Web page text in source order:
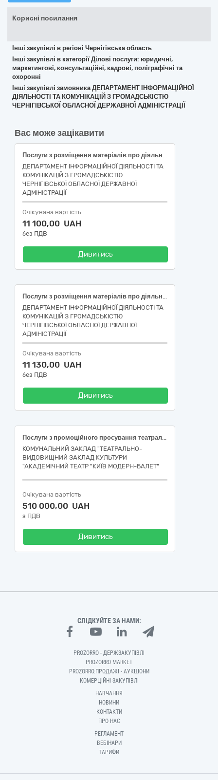
Корисні посилання
Інші закупівлі в регіоні Чернігівська область
Інші закупівлі в категорії Ділові послуги: юридичні,
маркетингові, консультаційні, кадрові, поліграфічні та
охоронні
Інші закупівлі замовника ДЕПАРТАМЕНТ ІНФОРМАЦІЙНОЇ
ДІЯЛЬНОСТІ ТА КОМУНІКАЦІЙ З ГРОМАДСЬКІСТЮ
ЧЕРНІГІВСЬКОЇ ОБЛАСНОЇ ДЕРЖАВНОЇ АДМІНІСТРАЦІЇ
Вас може зацікавити
Послуги з розміщення матеріалів про діяльність Чернігівської обласної державної (військової) адміністрації, інших органів державної влади та місцевого самоврядування, питання державної та/чи регіональної політики та реалізації реформ у друкованому медіа з територією розповсюдження примірників у межах Менської та Березнянської територіальних громад Чернігівської області (код ДК 021-2015:79340000-9 – Рекламні та маркетингові послуги)
ДЕПАРТАМЕНТ ІНФОРМАЦІЙНОЇ ДІЯЛЬНОСТІ ТА
КОМУНІКАЦІЙ З ГРОМАДСЬКІСТЮ
ЧЕРНІГІВСЬКОЇ ОБЛАСНОЇ ДЕРЖАВНОЇ
АДМІНІСТРАЦІЇ
Очікувана вартість
11 100,00 UAH
без ПДВ
Дивитись
Послуги з розміщення матеріалів про діяльність Чернігівської обласної державної (військової) адміністрації, інших органів державної влади та місцевого самоврядування, питання державної та/чи регіональної політики та реалізації реформ у друкованому медіа з територією розповсюдження примірників у межах Куликівської територіальної громади Чернігівської області (код ДК 021-2015:79340000-9 – Рекламні та маркетингові послуги)
ДЕПАРТАМЕНТ ІНФОРМАЦІЙНОЇ ДІЯЛЬНОСТІ ТА
КОМУНІКАЦІЙ З ГРОМАДСЬКІСТЮ
ЧЕРНІГІВСЬКОЇ ОБЛАСНОЇ ДЕРЖАВНОЇ
АДМІНІСТРАЦІЇ
Очікувана вартість
11 130,00 UAH
без ПДВ
Дивитись
Послуги з промоційного просування театральних подій КЗ ТВЗК «Київ Модерн-балет» у мережі Інтернет до кінця 2026 року
КОМУНАЛЬНИЙ ЗАКЛАД "ТЕАТРАЛЬНО-
ВИДОВИЩНИЙ ЗАКЛАД КУЛЬТУРИ
"АКАДЕМІЧНИЙ ТЕАТР "КИЇВ МОДЕРН-БАЛЕТ"
Очікувана вартість
510 000,00 UAH
з ПДВ
Дивитись
СЛІДКУЙТЕ ЗА НАМИ:
PROZORRO - ДЕРЖЗАКУПІВЛІ
PROZORRO MARKET
PROZORRO.ПРОДАЖІ - АУКЦІОНИ
КОМЕРЦІЙНІ ЗАКУПІВЛІ
НАВЧАННЯ
НОВИНИ
КОНТАКТИ
ПРО НАС
РЕГЛАМЕНТ
ВЕБІНАРИ
ТАРИФИ